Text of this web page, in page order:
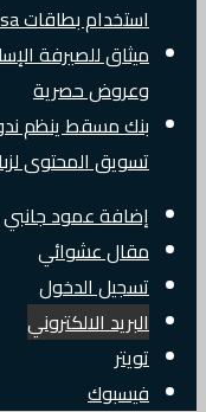
استخدام بطاقات Visa الائتمانية دوليًا
ميثاق للصيرفة
وعروض حصرية
بنك مسقط ينظم
تسويق المحتوى
إضافة عمود جانبي
مقال عشوائي
تسجيل الدخول
البريد الالكتروني
تويتر
فيسبوك